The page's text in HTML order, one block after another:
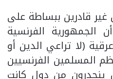
غير قادرين ببساطة على
الفرنسية
(لا تراعي الدين أو
المسلمين الفرنسيين
ينحدرون من دولٍ كانت